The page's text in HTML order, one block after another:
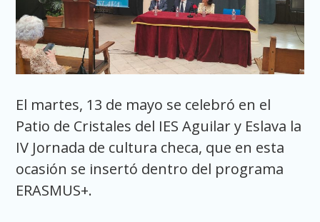
El martes, 13 de mayo se celebró en el
Patio de Cristales del IES Aguilar y Eslava la
IV Jornada de cultura checa, que en esta
ocasión se insertó dentro del programa
ERASMUS+.